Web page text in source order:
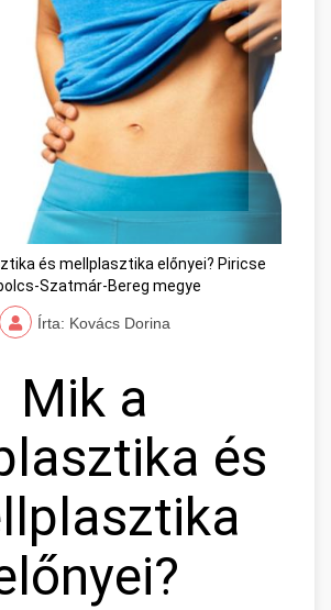
és mellplasztika előnyei? Piricse
Szatmár-Bereg megye
Írta: Kovács Dorina
Mik a
és